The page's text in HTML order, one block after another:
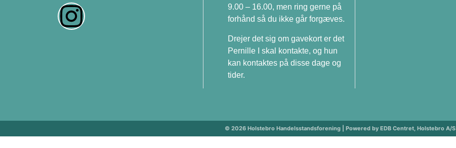
9.00 – 16.00, men ring gerne på
forhånd så du ikke går forgæves.
Drejer det sig om gavekort er det
Pernille I skal kontakte, og hun
kan kontaktes på disse dage og
tider.
© 2026 Holstebro Handelsstandsforening | Powered by EDB Centret, Holstebro A/S